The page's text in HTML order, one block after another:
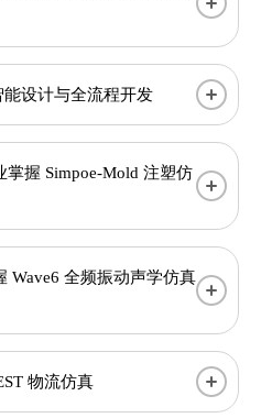
设计与全流程开发
握 Simpoe-Mold 注塑仿
Wave6 全频振动声学仿真
物流仿真